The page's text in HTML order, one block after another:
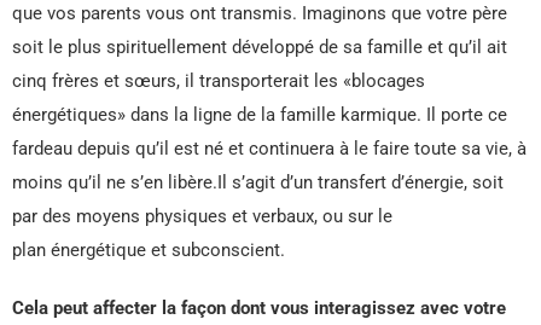
que vos parents vous ont transmis. Imaginons que votre père
soit le plus spirituellement développé de sa famille et qu’il ait
cinq frères et sœurs, il transporterait les «blocages
énergétiques» dans la ligne de la famille karmique. Il porte ce
fardeau depuis qu’il est né et continuera à le faire toute sa vie, à
moins qu’il ne s’en libère.Il s’agit d’un transfert d’énergie, soit
par des moyens physiques et verbaux, ou sur le
plan énergétique et subconscient.
Cela peut affecter la façon dont vous interagissez avec votre